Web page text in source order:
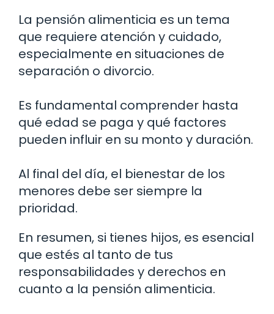
La pensión alimenticia es un tema
que requiere atención y cuidado,
especialmente en situaciones de
separación o divorcio.
Es fundamental comprender hasta
qué edad se paga y qué factores
pueden influir en su monto y duración.
Al final del día, el bienestar de los
menores debe ser siempre la
prioridad.
En resumen, si tienes hijos, es esencial
que estés al tanto de tus
responsabilidades y derechos en
cuanto a la pensión alimenticia.